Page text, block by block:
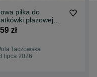
piłka do
plażowej
BV552C
zł
Taczowska
lipca 2026